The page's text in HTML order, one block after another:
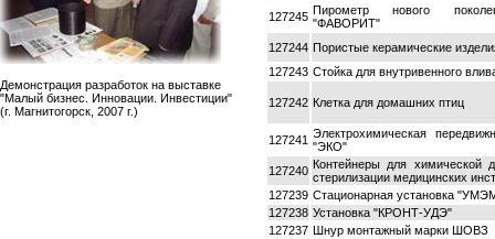
127245 Пирометр нового
"ФАВОРИТ"
127244 Пористые керамические
127243 Стойка для внутривенного
127242 Клетка для домашних птиц
127241 Электрохимическая
"ЭКО"
127240 Контейнеры для химической
стерилизации медицинских
127239 Стационарная установка
127238 Установка "КРОНТ-УДЭ"
127237 Шнур монтажный марки ШОВЗ
Демонстрация разработок на выставке
"Малый бизнес. Инновации. Инвестиции"
(г. Магнитогорск, 2007 г.)